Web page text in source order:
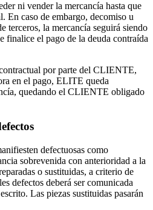
ni vender la mercancía hasta que
En caso de embargo, decomiso u
terceros, la mercancía seguirá siendo
finalice el pago de la deuda contraída
por parte del CLIENTE,
en el pago, ELITE queda
quedando el CLIENTE obligado
defectuosas como
sobrevenida con anterioridad a la
o sustituidas, a criterio de
defectos deberá ser comunicada
Las piezas sustituidas pasarán